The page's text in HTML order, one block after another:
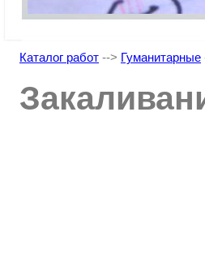
Каталог работ --> Гуманитарные